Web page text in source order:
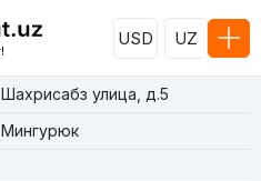
USD UZ
Шахрисабз улица, д.5
Мингурюк